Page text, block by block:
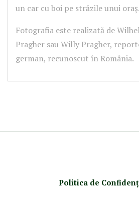
un car cu boi pe străzile unui oraș.
Fotografia este realizată de
Pragher sau Willy Pragher,
german, recunoscut în România.
Politica de Confidenţ